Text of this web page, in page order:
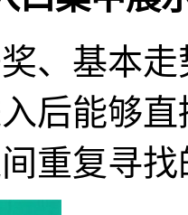
、基本
后能够
重复寻